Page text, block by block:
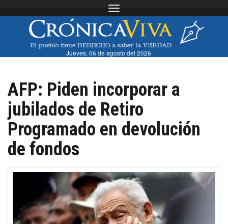
Toggle navigation
Jueves, 06 de agosto del 2026
AFP: Piden incorporar a
jubilados de Retiro
Programado en devolución
de fondos